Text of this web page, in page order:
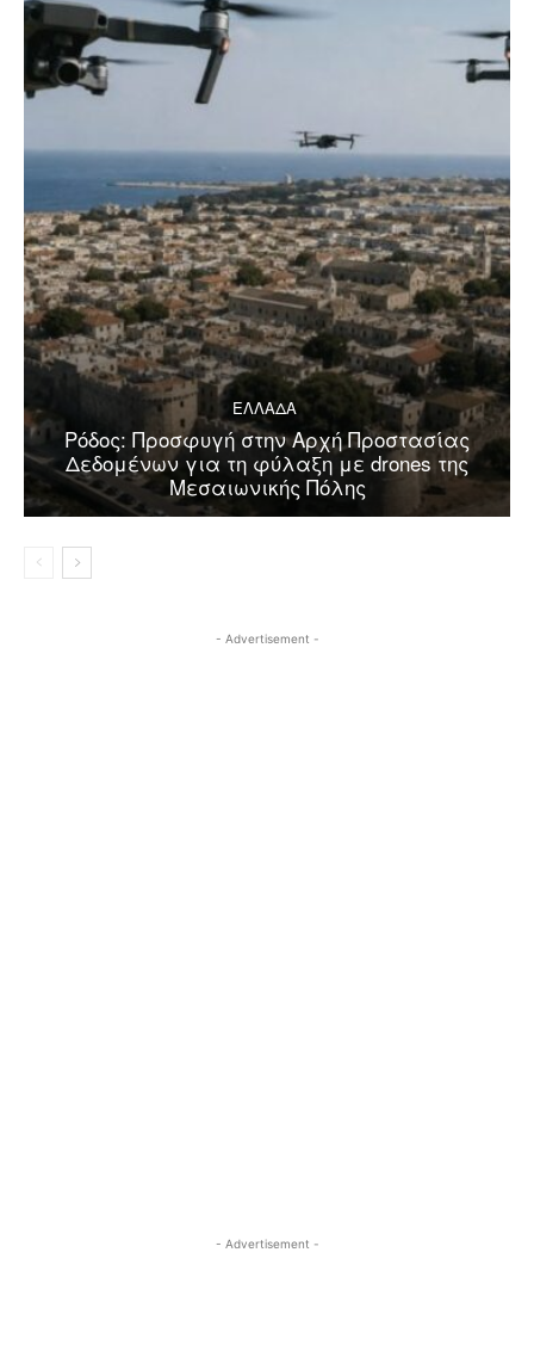
ΕΛΛΑΔΑ
Ρόδος: Προσφυγή στην Αρχή Προστασίας
Δεδομένων για τη φύλαξη με drones της
Μεσαιωνικής Πόλης
- Advertisement -
- Advertisement -